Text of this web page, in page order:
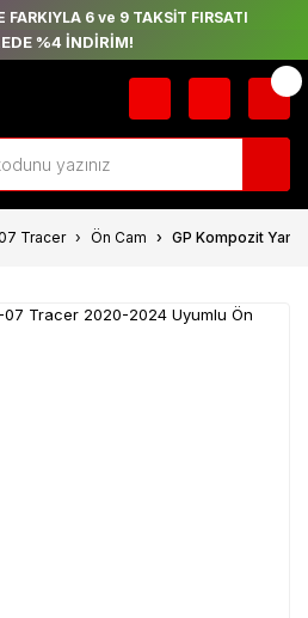
FARKIYLA 6 ve 9 TAKSİT FIRSATI
%4 İNDİRİM!
Tracer Ön Cam GP Kompozit